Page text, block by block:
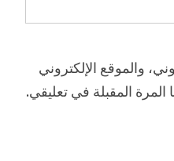
والموقع الإلكتروني
المقبلة في تعليقي.